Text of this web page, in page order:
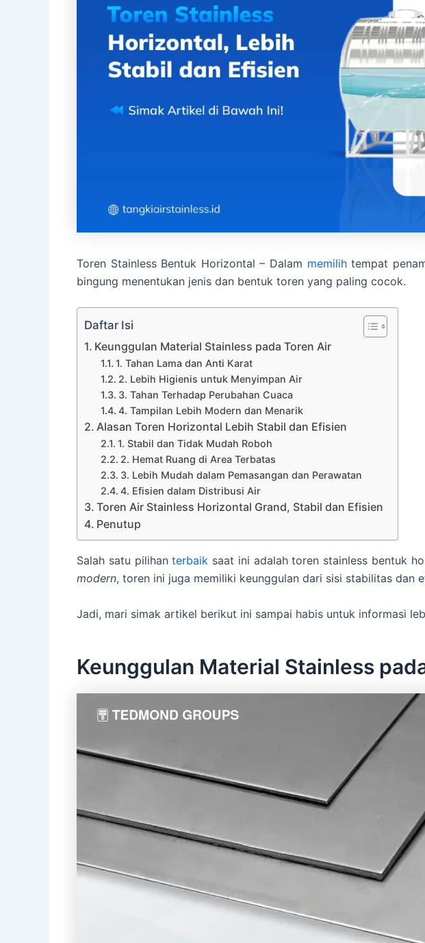
Toren Stainless Bentuk Horizontal – Dalam memilihtempat
bingung menentukan jenis dan bentuk toren yang paling cocok.
Daftar Isi
Keunggulan Material Stainless pada Toren Air
1. Tahan Lama dan Anti Karat
2. Lebih Higienis untuk Menyimpan Air
3. Tahan Terhadap Perubahan Cuaca
4. Tampilan Lebih Modern dan Menarik
Alasan Toren Horizontal Lebih Stabil dan Efisien
1. Stabil dan Tidak Mudah Roboh
2. Hemat Ruang di Area Terbatas
3. Lebih Mudah dalam Pemasangan dan Perawatan
4. Efisien dalam Distribusi Air
Toren Air Stainless Horizontal Grand, Stabil dan Efisien
Penutup
Salah satu pilihanterbaik saat ini adalah toren stainless bentuk
modern, toren ini juga memiliki keunggulan dari sisi stabilitas dan
Jadi, mari simak artikel berikut ini sampai habis untuk informasi
Keunggulan Material Stainless